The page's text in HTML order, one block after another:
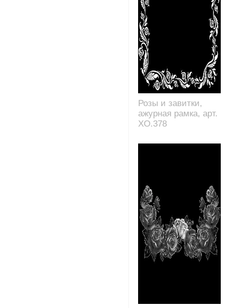
Розы и завитки,
ажурная рамка, арт.
XO.378